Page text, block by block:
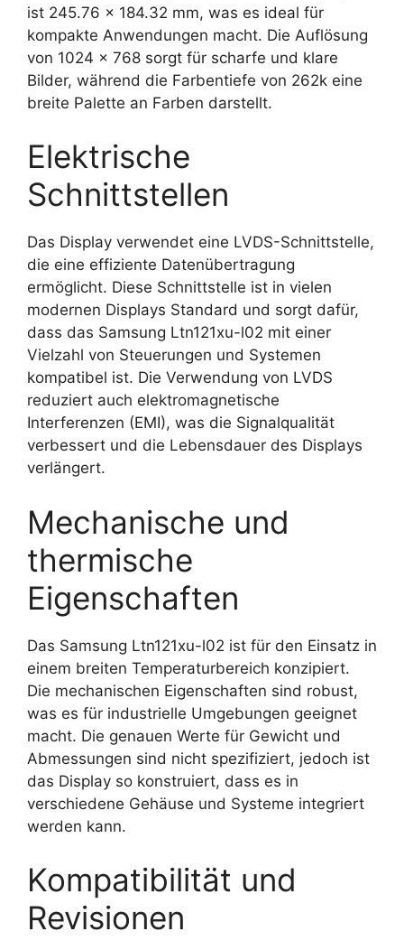
ist 245.76 x 184.32 mm, was es ideal für
kompakte Anwendungen macht. Die Auflösung
von 1024 x 768 sorgt für scharfe und klare
Bilder, während die Farbentiefe von 262k eine
breite Palette an Farben darstellt.
Elektrische
Schnittstellen
Das Display verwendet eine LVDS-Schnittstelle,
die eine effiziente Datenübertragung
ermöglicht. Diese Schnittstelle ist in vielen
modernen Displays Standard und sorgt dafür,
dass das Samsung Ltn121xu-l02 mit einer
Vielzahl von Steuerungen und Systemen
kompatibel ist. Die Verwendung von LVDS
reduziert auch elektromagnetische
Interferenzen (EMI), was die Signalqualität
verbessert und die Lebensdauer des Displays
verlängert.
Mechanische und
thermische
Eigenschaften
Das Samsung Ltn121xu-l02 ist für den Einsatz in
einem breiten Temperaturbereich konzipiert.
Die mechanischen Eigenschaften sind robust,
was es für industrielle Umgebungen geeignet
macht. Die genauen Werte für Gewicht und
Abmessungen sind nicht spezifiziert, jedoch ist
das Display so konstruiert, dass es in
verschiedene Gehäuse und Systeme integriert
werden kann.
Kompatibilität und
Revisionen